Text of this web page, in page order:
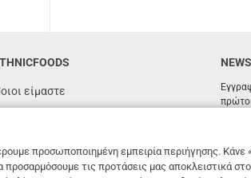
είμαστε
χρήσης
προσωποποιημένη εμπειρία περιήγησης. Κάνε
τις προτάσεις μας αποκλειστικά στο